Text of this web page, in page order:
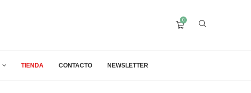
0
TIENDA CONTACTO NEWSLETTER